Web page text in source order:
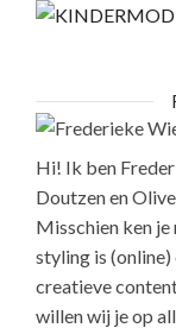
Hi! Ik ben
Doutzen en
Misschien ken
styling is (online)
creatieve
willen wij je op